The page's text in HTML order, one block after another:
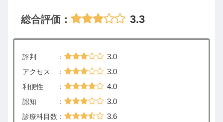
総合評価： 3.3
評判 ： 3.0
アクセス ： 3.0
利便性 ： 4.0
認知 ： 3.0
診療科目数： 3.6